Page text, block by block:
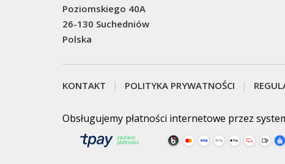
Poziomskiego 40A
26-130 Suchedniów
Polska
KONTAKT POLITYKA PRYWATNOŚCI
Obsługujemy płatności internetowe przez